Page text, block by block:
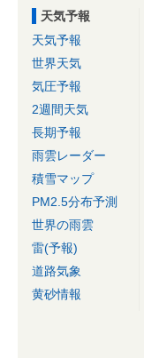
天気予報
天気予報
世界天気
気圧予報
2週間天気
長期予報
雨雲レーダー
積雪マップ
PM2.5分布予測
世界の雨雲
雷(予報)
道路気象
黄砂情報